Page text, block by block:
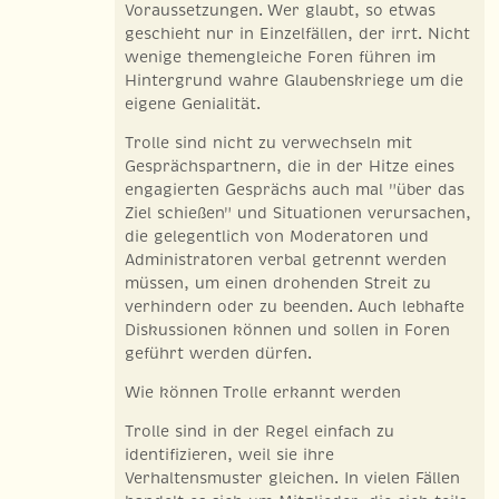
Voraussetzungen. Wer glaubt, so etwas
geschieht nur in Einzelfällen, der irrt. Nicht
wenige themengleiche Foren führen im
Hintergrund wahre Glaubenskriege um die
eigene Genialität.
Trolle sind nicht zu verwechseln mit
Gesprächspartnern, die in der Hitze eines
engagierten Gesprächs auch mal "über das
Ziel schießen" und Situationen verursachen,
die gelegentlich von Moderatoren und
Administratoren verbal getrennt werden
müssen, um einen drohenden Streit zu
verhindern oder zu beenden. Auch lebhafte
Diskussionen können und sollen in Foren
geführt werden dürfen.
Wie können Trolle erkannt werden
Trolle sind in der Regel einfach zu
identifizieren, weil sie ihre
Verhaltensmuster gleichen. In vielen Fällen